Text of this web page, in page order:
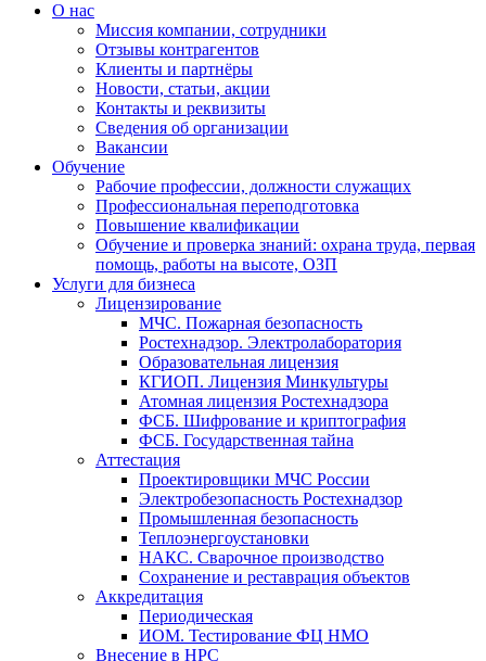
О нас
Миссия компании, сотрудники
Отзывы контрагентов
Клиенты и партнёры
Новости, статьи, акции
Контакты и реквизиты
Сведения об организации
Вакансии
Обучение
Рабочие профессии, должности служащих
Профессиональная переподготовка
Повышение квалификации
Обучение и проверка знаний: охрана труда, первая
помощь, работы на высоте, ОЗП
Услуги для бизнеса
Лицензирование
МЧС. Пожарная безопасность
Ростехнадзор. Электролаборатория
Образовательная лицензия
КГИОП. Лицензия Минкультуры
Атомная лицензия Ростехнадзора
ФСБ. Шифрование и криптография
ФСБ. Государственная тайна
Аттестация
Проектировщики МЧС России
Электробезопасность Ростехнадзор
Промышленная безопасность
Теплоэнергоустановки
НАКС. Сварочное производство
Сохранение и реставрация объектов
Аккредитация
Периодическая
ИОМ. Тестирование ФЦ НМО
Внесение в НРС